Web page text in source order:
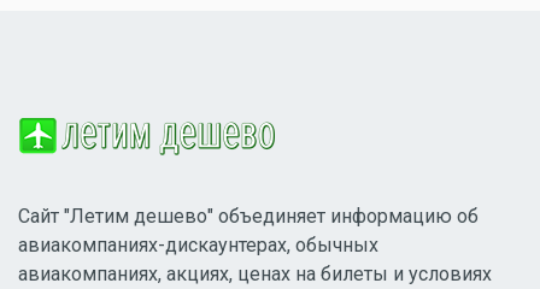
Сайт "Летим дешево" объединяет информацию об
авиакомпаниях-дискаунтерах, обычных
авиакомпаниях, акциях, ценах на билеты и условиях